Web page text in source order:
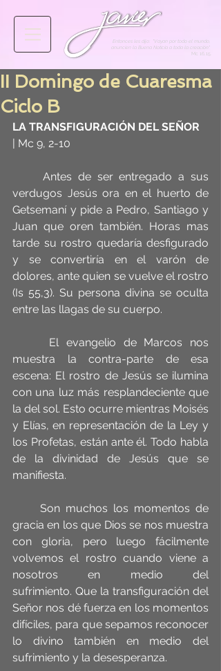
Entonces les dijo: "Vayan por todo el mundo,
anuncien la Buena Noticia a toda la creación"
Mc 16,15
II Domingo de Cuaresma
Ciclo B
LA TRANSFIGURACIÓN DEL SEÑOR
| Mc 9, 2-10
Antes de ser entregado a sus
verdugos Jesús ora en el huerto de
Getsemaní y pide a Pedro, Santiago y
Juan que oren también. Horas mas
tarde su rostro quedaría desfigurado
y se convertiría en el varón de
dolores, ante quien se vuelve el rostro
(Is 55,3). Su persona divina se oculta
entre las llagas de su cuerpo.
El evangelio de Marcos nos
muestra la contra-parte de esa
escena: El rostro de Jesús se ilumina
con una luz más resplandeciente que
la del sol. Esto ocurre mientras Moisés
y Elías, en representación de la Ley y
los Profetas, están ante él. Todo habla
de la divinidad de Jesús que se
manifiesta.
Son muchos los momentos de
gracia en los que Dios se nos muestra
con gloria, pero luego fácilmente
volvemos el rostro cuando viene a
nosotros en medio del
sufrimiento. Que la transfiguración del
Señor nos dé fuerza en los momentos
difíciles, para que sepamos reconocer
lo divino también en medio del
sufrimiento y la desesperanza.